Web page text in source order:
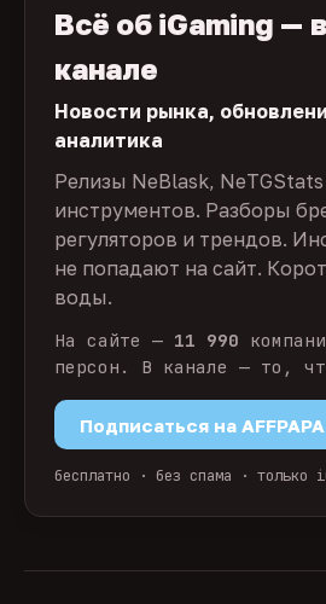
Всё об iGaming —
канале
Новости рынка,
аналитика
Релизы NeBlask,
инструментов. Разборы
регуляторов и трендов.
не попадают на сайт.
воды.
На сайте — 11 990
персон. В канале — то,
Подписаться на AFFPAPA
бесплатно · без спама · только